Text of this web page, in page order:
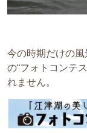
今の時期だけの
の“フォトコンテ
れません。